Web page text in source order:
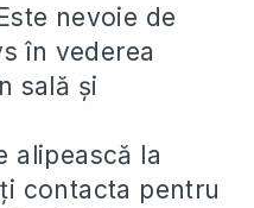
nevoie de
în vederea
sală și
alipească la
contacta pentru